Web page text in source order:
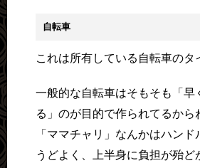
自転車
これは所有している自転車のタ
一般的な自転車はそもそも「早
る」のが目的で作られてるから
「ママチャリ」なんかはハンド
うどよく、上半身に負担が殆ど